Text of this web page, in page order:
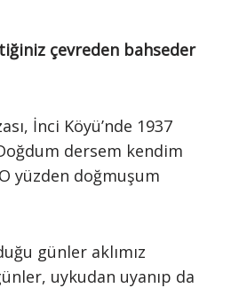
çevreden bahseder
İnci Köyü’nde 1937
dersem kendim
yüzden doğmuşum
günler aklımız
uykudan uyanıp da